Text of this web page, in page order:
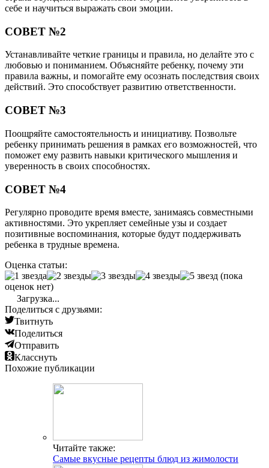
себе и научиться выражать свои эмоции.
СОВЕТ №2
Устанавливайте четкие границы и правила, но делайте это с
любовью и пониманием. Объясняйте ребенку, почему эти
правила важны, и помогайте ему осознать последствия своих
действий. Это способствует развитию ответственности.
СОВЕТ №3
Поощряйте самостоятельность и инициативу. Позвольте
ребенку принимать решения в рамках его возможностей, что
поможет ему развить навыки критического мышления и
уверенность в своих способностях.
СОВЕТ №4
Регулярно проводите время вместе, занимаясь совместными
активностями. Это укрепляет семейные узы и создает
позитивные воспоминания, которые будут поддерживать
ребенка в трудные времена.
Оценка статьи:
(пока
оценок нет)
Загрузка...
Поделиться с друзьями:
Твитнуть
Поделиться
Отправить
Класснуть
Похожие публикации
Читайте также:
Самые вкусные рецепты блюд из жимолости